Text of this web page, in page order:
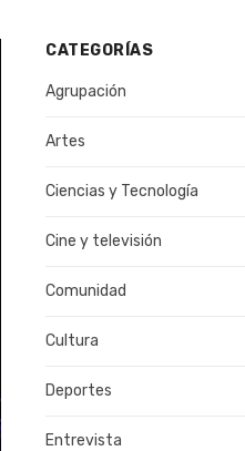
CATEGORÍAS
Agrupación
Artes
Ciencias y Tecnología
Cine y televisión
Comunidad
Cultura
Deportes
Entrevista